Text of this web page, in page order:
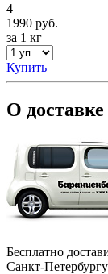
4
1990 руб.
за 1 кг
Купить
О доставке
Бесплатно
Санкт-